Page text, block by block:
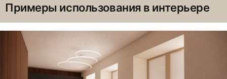
Примеры использования в интерьере